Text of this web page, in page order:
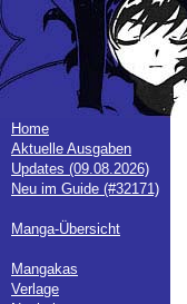
Home
Aktuelle Ausgaben
Updates (09.08.2026)
Neu im Guide (#32171)
Manga-Übersicht
Mangakas
Verlage